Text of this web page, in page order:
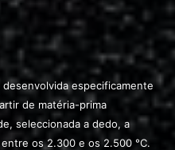
especificamente
de matéria-prima
seleccionada a dedo, a
os 2.300 e os 2.500 °C.